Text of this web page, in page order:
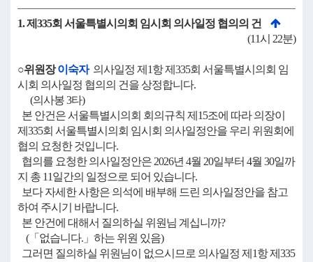
1. 제335회 서울특별시의회 임시회 의사일정 협의의 건
(11시 22분)
○위원장이숙자의사일정 제1항 제335회 서울특별시의회 임
시회 의사일정 협의의 건을 상정합니다.
(의사봉 3타)
본 안건은 서울특별시의회 회의규칙 제15조에 따라 의장이
제335회 서울특별시의회 임시회 의사일정안을 우리 위원회에
협의 요청한 것입니다.
협의를 요청한 의사일정안은 2026년 4월 20일부터 4월 30일까
지 총 11일간의 일정으로 되어 있습니다.
보다 자세한 사항은 의석에 배부해 드린 의사일정안을 참고
하여 주시기 바랍니다.
본 안건에 대해서 질의하실 위원님 계십니까?
(「없습니다.」하는 위원 있음)
그러면 질의하실 위원님이 없으시므로 의사일정 제1항 제335